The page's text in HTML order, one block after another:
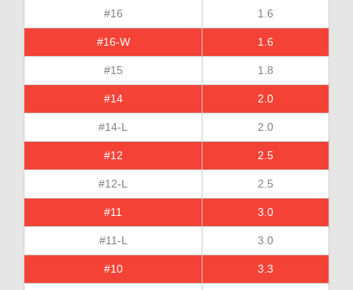
#16 1.6
#16-W 1.6
#15 1.8
#14 2.0
#14-L 2.0
#12 2.5
#12-L 2.5
#11 3.0
#11-L 3.0
#10 3.3